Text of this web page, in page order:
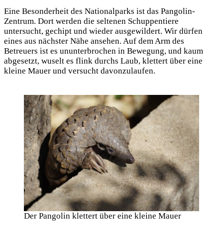
Eine Besonderheit des Nationalparks ist das Pangolin-
Zentrum. Dort werden die seltenen Schuppentiere
untersucht, gechipt und wieder ausgewildert. Wir dürfen
eines aus nächster Nähe ansehen. Auf dem Arm des
Betreuers ist es ununterbrochen in Bewegung, und kaum
abgesetzt, wuselt es flink durchs Laub, klettert über eine
kleine Mauer und versucht davonzulaufen.
Der Pangolin klettert über eine kleine Mauer